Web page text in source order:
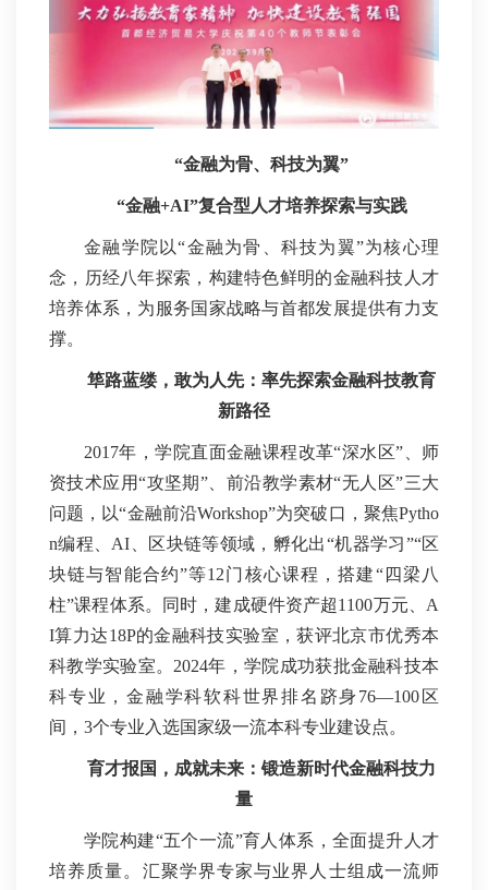
“金融为骨、科技为翼”
“金融+AI”复合型人才培养探索与实践
金融学院以“金融为骨、科技为翼”为核心理
念，历经八年探索，构建特色鲜明的金融科技人才
培养体系，为服务国家战略与首都发展提供有力支
撑。
筚路蓝缕，敢为人先： 率先探索金融科技教育
新路径
2017年，学院直面金融课程改革“深水区”、师
资技术应用“攻坚期”、前沿教学素材“无人区”三大
问题，以“金融前沿Workshop”为突破口，聚焦Pytho
n编程、AI、区块链等领域，孵化出“机器学习”“区
块链与智能合约”等12门核心课程，搭建“四梁八
柱”课程体系。同时，建成硬件资产超1100万元、A
I算力达18P的金融科技实验室，获评北京市优秀本
科教学实验室。2024年，学院成功获批金融科技本
科专业，金融学科软科世界排名跻身76—100区
间，3个专业入选国家级一流本科专业建设点。
育才报国，成就未来： 锻造新时代金融科技力
量
学院构建“五个一流”育人体系，全面提升人才
培养质量。汇聚学界专家与业界人士组成一流师